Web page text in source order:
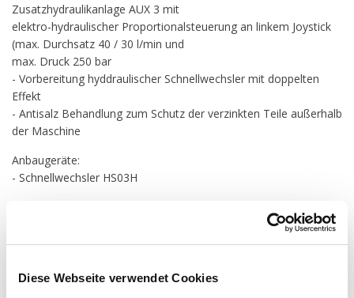
Diese Webseite verwendet Cookies
Zusatzhydraulikanlage AUX 3 mit
elektro-hydraulischer Proportionalsteuerung an linkem Joystick
(max. Durchsatz 40 / 30 l/min und
max. Druck 250 bar
- Vorbereitung hyddraulischer Schnellwechsler mit doppelten
Effekt
- Antisalz Behandlung zum Schutz der verzinkten Teile außerhalb
der Maschine
Anbaugeräte:
- Schnellwechsler HS03H
Bereich, oder nehmen Sie gern Kontakt mit uns auf. Vielen Dank
für Ihren Besuch bei uns.-
Vertrieb über eberle-hald und Dienstleistungen GmbH Baden-